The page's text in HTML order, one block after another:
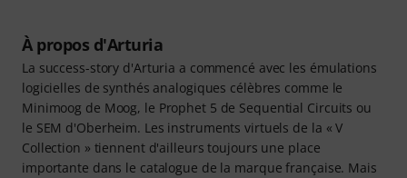
À propos d'Arturia
La success-story d'Arturia a commencé avec les émulations
logicielles de synthés analogiques célèbres comme le
Minimoog de Moog, le Prophet 5 de Sequential Circuits ou
le SEM d'Oberheim. Les instruments virtuels de la « V
Collection » tiennent d'ailleurs toujours une place
importante dans le catalogue de la marque française. Mais